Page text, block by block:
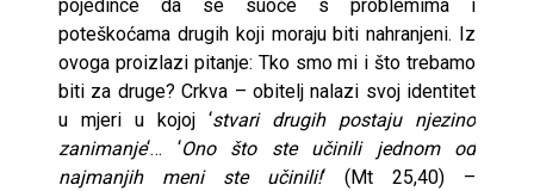
pojedince da se suoče s problemima i
poteškoćama drugih koji moraju biti nahranjeni. Iz
ovoga proizlazi pitanje: Tko smo mi i što trebamo
biti za druge? Crkva – obitelj nalazi svoj identitet
u mjeri u kojoj ‘stvari drugih postaju njezino
zanimanje‘… ‘Ono što ste učinili jednom od
najmanjih meni ste učinili!‘ (Mt 25,40) –